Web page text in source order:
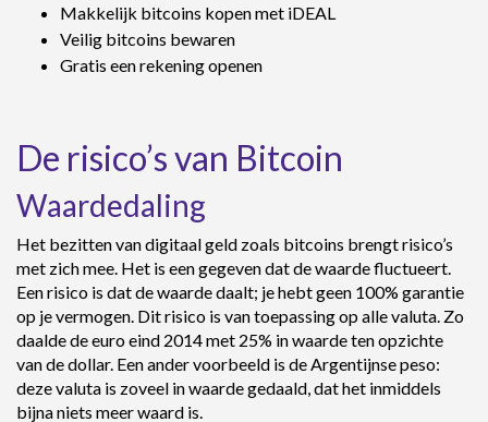
Makkelijk bitcoins kopen met iDEAL
Veilig bitcoins bewaren
Gratis een rekening openen
De risico’s van Bitcoin
Waardedaling
Het bezitten van digitaal geld zoals bitcoins brengt risico’s
met zich mee. Het is een gegeven dat de waarde fluctueert.
Een risico is dat de waarde daalt; je hebt geen 100% garantie
op je vermogen. Dit risico is van toepassing op alle valuta. Zo
daalde de euro eind 2014 met 25% in waarde ten opzichte
van de dollar. Een ander voorbeeld is de Argentijnse peso:
deze valuta is zoveel in waarde gedaald, dat het inmiddels
bijna niets meer waard is.